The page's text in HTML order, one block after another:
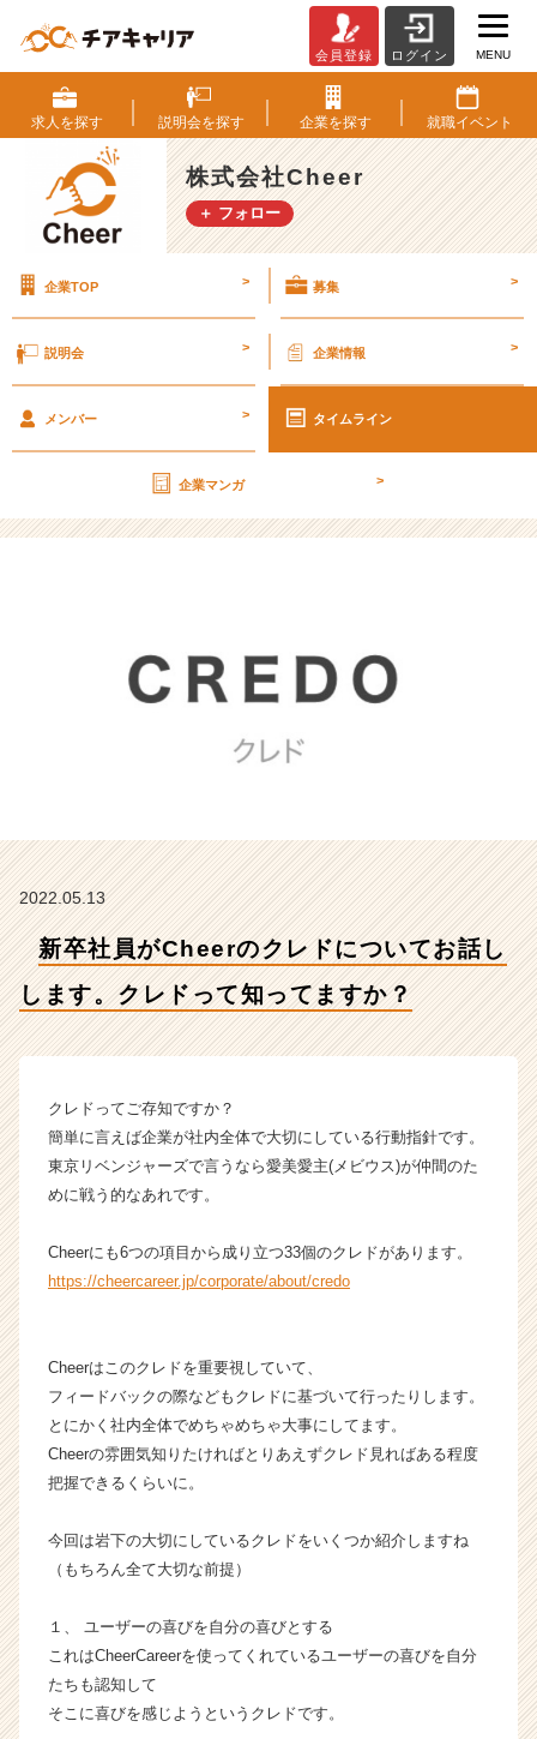
卒
社
員
が
C
h
の
ド
て
お
話
ク
レ
て
【株
式
会
e
r
の
タ
ム
ラ
ベ
ン
チ
ャ
企
業
ら
ス
ウ
ト
会員登録 ログイン MENU
求人を探す 説明会を探す 企業を探す 就職イベント
株式会社Cheer
＋ フォロー
企業TOP > 募集 >
説明会 > 企業情報 >
メンバー > タイムライン
企業マンガ >
2022.05.13
新卒社員がCheerのクレドについてお話し
します。クレドって知ってますか？
クレドってご存知ですか？
簡単に言えば企業が社内全体で大切にしている行動指針です。
東京リベンジャーズで言うなら愛美愛主(メビウス)が仲間のた
めに戦う的なあれです。
Cheerにも6つの項目から成り立つ33個のクレドがあります。
https://cheercareer.jp/corporate/about/credo
Cheerはこのクレドを重要視していて、
フィードバックの際などもクレドに基づいて行ったりします。
とにかく社内全体でめちゃめちゃ大事にしてます。
Cheerの雰囲気知りたければとりあえずクレド見ればある程度
把握できるくらいに。
今回は岩下の大切にしているクレドをいくつか紹介しますね
（もちろん全て大切な前提）
１、 ユーザーの喜びを自分の喜びとする
これはCheerCareerを使ってくれているユーザーの喜びを自分
たちも認知して
そこに喜びを感じようというクレドです。